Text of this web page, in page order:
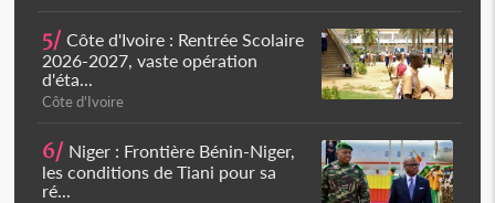
5/ Côte d'Ivoire : Rentrée Scolaire
2026-2027, vaste opération
d'éta...
Côte d'Ivoire
6/ Niger : Frontière Bénin-Niger,
les conditions de Tiani pour sa
ré...